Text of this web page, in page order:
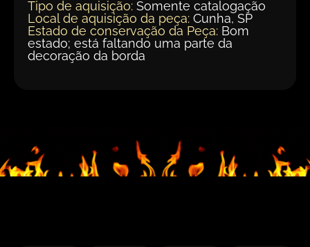
Tipo de aquisição: Somente catalogação
Local de aquisição da peça: Cunha, SP
Estado de conservação da Peça: Bom
estado; está faltando uma parte da
decoração da borda